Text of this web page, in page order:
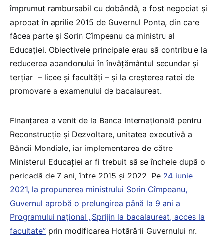
împrumut rambursabil cu dobândă, a fost negociat și
aprobat în aprilie 2015 de Guvernul Ponta, din care
făcea parte și Sorin Cîmpeanu ca ministru al
Educației. Obiectivele principale erau să contribuie la
reducerea abandonului în învățământul secundar și
terțiar – licee și facultăți – și la creșterea ratei de
promovare a examenului de bacalaureat.
Finanțarea a venit de la Banca Internațională pentru
Reconstrucție și Dezvoltare, unitatea executivă a
Băncii Mondiale, iar implementarea de către
Ministerul Educației ar fi trebuit să se încheie după o
perioadă de 7 ani, între 2015 și 2022. Pe 24 iunie
2021, la propunerea ministrului Sorin Cîmpeanu,
Guvernul aprobă o prelungirea până la 9 ani a
Programului naţional „Sprijin la bacalaureat, acces la
facultate” prin modificarea Hotărârii Guvernului nr.